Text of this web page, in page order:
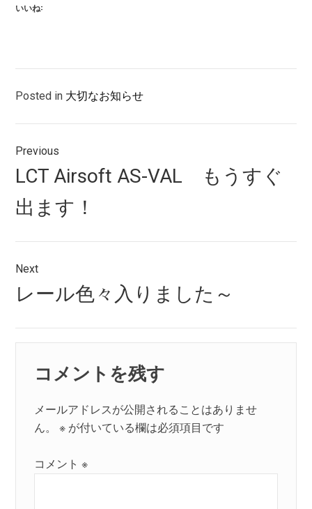
いいね:
Posted in 大切なお知らせ
投
稿
ナ
ビ
ゲ
ー
シ
ョ
ン
Previous
Previous
post:
LCT Airsoft AS-VAL もうすぐ
出ます！
Next
Next
post:
レール色々入りました～
コメントを残す
メールアドレスが公開されることはありませ
ん。
※ が付いている欄は必須項目です
コメント※